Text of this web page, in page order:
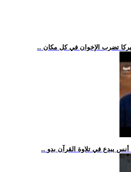
تضرب الإخوان في كل مكان
أنس يبدع في تلاوة القرآن بدو